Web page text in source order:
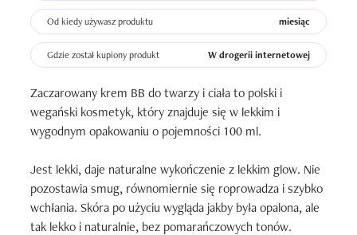
▪️Użytkowanie :
Krem łatwo się aplikuje bardzo szybko się wchłania, nie
pozostawiając tłustej warstwy.
▪️Efekty:
➖️Krem niemal natychmiast wyrównuje koloryt nawilża
oraz odżywia moją skórę, a moja skóra jest promienna jak
➖️Krem sprawił, że moja skóra wygląda na zdrową i w
końcu czuje się piękna.
▪️Krem posiada doskonały naturalny skład, w którym
znajdziemy:
Od kiedy używasz produktu miesiąc
Gdzie został kupiony produkt W drogerii internetowej
Zaczarowany krem BB do twarzy i ciała to polski i
wegański kosmetyk, który znajduje się w lekkim i
wygodnym opakowaniu o pojemności 100 ml.
Jest lekki, daje naturalne wykończenie z lekkim glow. Nie
pozostawia smug, równomiernie się roprowadza i szybko
wchłania. Skóra po użyciu wygląda jakby była opalona, ale
tak lekko i naturalnie, bez pomarańczowych tonów.